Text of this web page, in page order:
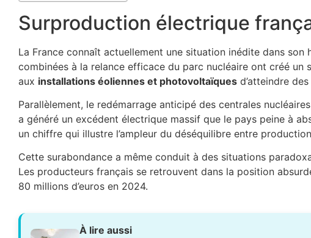
Surproduction électrique
La France connaît actuellement une situation inédite dans
combinées à la relance efficace du parc nucléaire ont créé un
aux installations éoliennes et photovoltaïques d’atteindre
Parallèlement, le redémarrage anticipé des centrales
a généré un excédent électrique massif que le pays peine à
un chiffre qui illustre l’ampleur du déséquilibre entre
Cette surabondance a même conduit à des situations
Les producteurs français se retrouvent dans la position
80 millions d’euros en 2024.
À lire aussi